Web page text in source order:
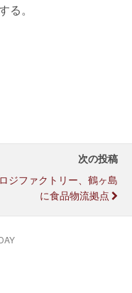
。
次の投稿
ジファクトリー、鶴ヶ島
に食品物流拠点